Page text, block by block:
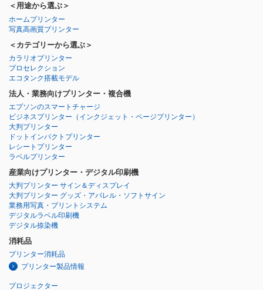
＜用途から選ぶ＞
ホームプリンター
写真高画質プリンター
＜カテゴリーから選ぶ＞
カラリオプリンター
プロセレクション
エコタンク搭載モデル
法人・業務向けプリンター・複合機
エプソンのスマートチャージ
ビジネスプリンター （インクジェット・ページプリンター）
大判プリンター
ドットインパクトプリンター
レシートプリンター
ラベルプリンター
産業向けプリンター・デジタル印刷機
大判プリンター サイン＆ディスプレイ
大判プリンター グッズ・アパレル・ソフトサイン
業務用写真・プリントシステム
デジタルラベル印刷機
デジタル捺染機
消耗品
プリンター消耗品
プリンター製品情報
プロジェクター